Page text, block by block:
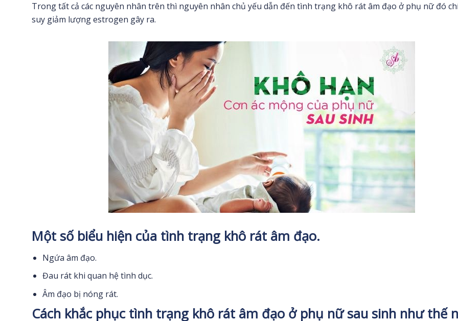
Trong tất cả các nguyên nhân trên thì nguyên nhân chủ yếu dẫn đến tình trạng khô rát âm đạo ở phụ nữ đó
suy giảm lượng estrogen gây ra.
Một số biểu hiện của tình trạng khô rát âm đạo.
Ngứa âm đạo.
Đau rát khi quan hệ tình dục.
Âm đạo bị nóng rát.
Cách khắc phục tình trạng khô rát âm đạo ở phụ nữ sau sinh như thế